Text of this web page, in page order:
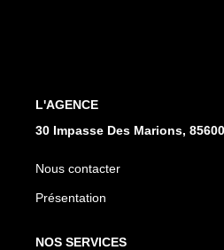
L'AGENCE
30 Impasse Des Marions,
Nous contacter
Présentation
NOS SERVICES